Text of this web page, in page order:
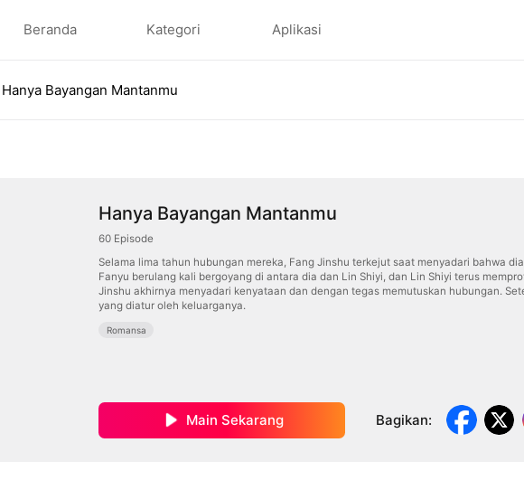
Beranda Kategori Aplikasi
Hanya Bayangan Mantanmu
Hanya Bayangan Mantanmu
60 Episode
Selama lima tahun hubungan mereka, Fang Jinshu terkejut saat menyadari bahwa
Fanyu berulang kali bergoyang di antara dia dan Lin Shiyi, dan Lin Shiyi terus
Jinshu akhirnya menyadari kenyataan dan dengan tegas memutuskan hubungan.
yang diatur oleh keluarganya.
Romansa
Main Sekarang Bagikan: